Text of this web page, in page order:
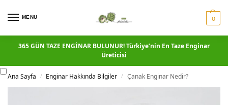
MENU 0
365 GÜN TAZE ENGİNAR BULUNUR! Türkiye’nin En Taze Enginar
Üreticisi
Ana Sayfa / Enginar Hakkında Bilgiler / Çanak Enginar Nedir?